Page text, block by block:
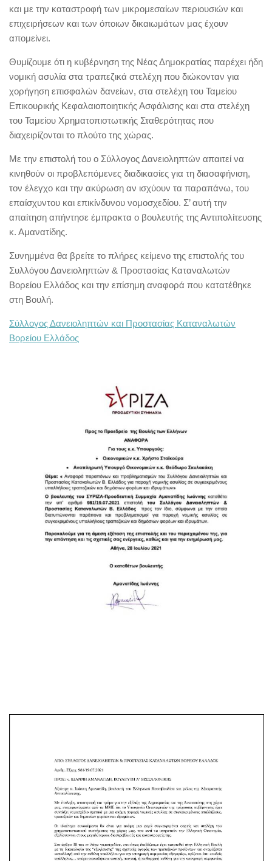
και με την καταστροφή των μικρομεσαίων περιουσιών και
επιχειρήσεων και των όποιων δικαιωμάτων μας έχουν
απομείνει.
Θυμίζουμε ότι η κυβέρνηση της Νέας Δημοκρατίας παρέχει ήδη
νομική ασυλία στα τραπεζικά στελέχη που διώκονταν για
χορήγηση επισφαλών δανείων, στα στελέχη του Ταμείου
Επικουρικής Κεφαλαιοποιητικής Ασφάλισης και στα στελέχη
του Ταμείου Χρηματοπιστωτικής Σταθερότητας που
διαχειρίζονται το πλούτο της χώρας.
Με την επιστολή του ο Σύλλογος Δανειοληπτών απαιτεί να
κινηθούν οι προβλεπόμενες διαδικασίες για τη διασαφήνιση,
τον έλεγχο και την ακύρωση αν ισχύουν τα παραπάνω, του
επαίσχυντου και επικίνδυνου νομοσχεδίου. Σ’ αυτή την
απαίτηση απήντησε έμπρακτα ο βουλευτής της Αντιπολίτευσης
κ. Αμανατίδης.
Συνημμένα θα βρείτε το πλήρες κείμενο της επιστολής του
Συλλόγου Δανειοληπτών & Προστασίας Καταναλωτών
Βορείου Ελλάδος και την επίσημη αναφορά που κατατέθηκε
στη Βουλή.
Σύλλογος Δανειοληπτών και Προστασίας Καταναλωτών
Βορείου Ελλάδος